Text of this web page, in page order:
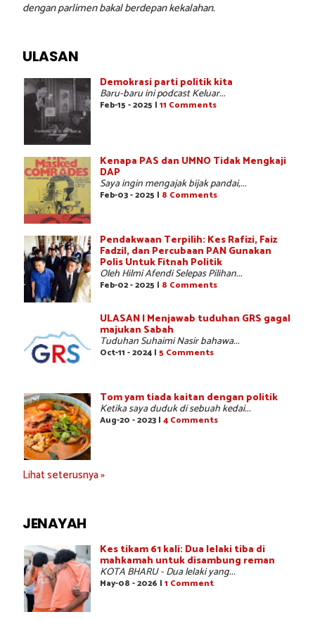
dengan parlimen bakal berdepan kekalahan.
ULASAN
Demokrasi parti politik kita
Baru-baru ini podcast Keluar...
Feb-15 - 2025 | 11 Comments
Kenapa PAS dan UMNO Tidak Mengkaji
DAP
Saya ingin mengajak bijak pandai,...
Feb-03 - 2025 | 8 Comments
Pendakwaan Terpilih: Kes Rafizi, Faiz
Fadzil, dan Percubaan PAN Gunakan
Polis Untuk Fitnah Politik
Oleh Hilmi Afendi Selepas Pilihan...
Feb-02 - 2025 | 8 Comments
ULASAN | Menjawab tuduhan GRS gagal
majukan Sabah
Tuduhan Suhaimi Nasir bahawa...
Oct-11 - 2024 | 5 Comments
Tom yam tiada kaitan dengan politik
Ketika saya duduk di sebuah kedai...
Aug-20 - 2023 | 4 Comments
Lihat seterusnya »
JENAYAH
Kes tikam 61 kali: Dua lelaki tiba di
mahkamah untuk disambung reman
KOTA BHARU - Dua lelaki yang...
May-08 - 2026 | 1 Comment